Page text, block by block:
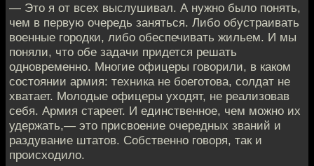
— Это я от всех выслушивал. А нужно было понять,
чем в первую очередь заняться. Либо обустраивать
военные городки, либо обеспечивать жильем. И мы
поняли, что обе задачи придется решать
одновременно. Многие офицеры говорили, в каком
состоянии армия: техника не боеготова, солдат не
хватает. Молодые офицеры уходят, не реализовав
себя. Армия стареет. И единственное, чем можно их
удержать,— это присвоение очередных званий и
раздувание штатов. Собственно говоря, так и
происходило.